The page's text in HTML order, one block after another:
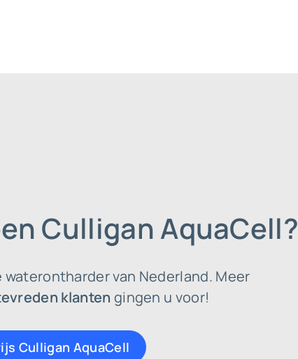
Culligan AquaCell?
van Nederland. Meer
klanten gingen u voor!
Culligan AquaCell